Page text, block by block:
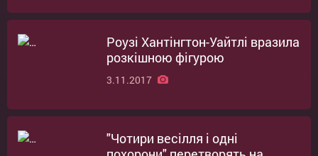
Роузі Хантінгтон-Уайтлі вразила
розкішною фігурою
3.11.2017
"Чотири весілля і одні